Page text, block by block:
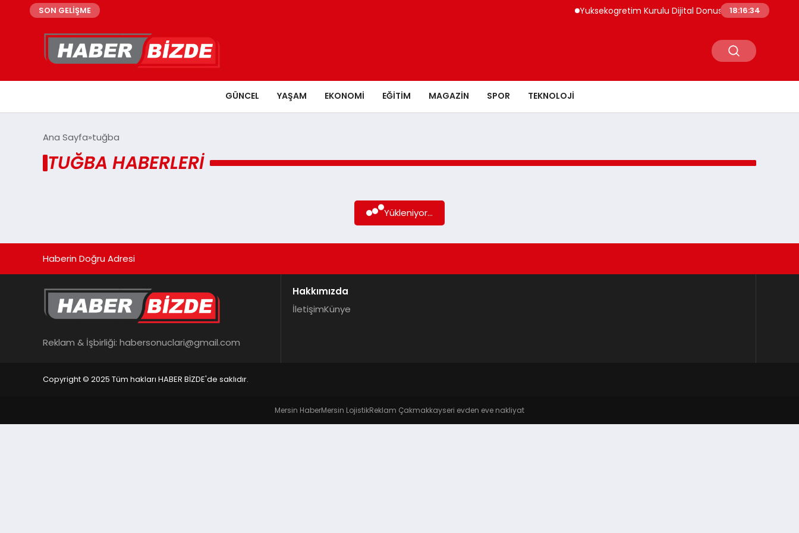
SON GELİŞME Yuksekogretim Kurulu Dijital Donusum Icin Bilisim
18:16:34
GÜNCEL YAŞAM EKONOMI EĞITIM MAGAZIN SPOR TEKNOLOJI
Ana Sayfa tuğba
TUĞBA HABERLERI
Yükleniyor...
Haberin Doğru Adresi
Reklam & İşbirliği: habersonuclari@gmail.com
Hakkımızda
İletişimKünye
Copyright © 2025 Tüm hakları HABER BİZDE'de saklıdır.
Mersin HaberMersin LojistikReklam Çakmakkayseri evden eve nakliyat